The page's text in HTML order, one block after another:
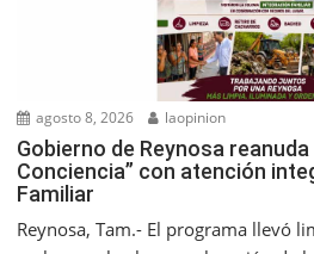
agosto 8, 2026 laopinion
Gobierno de Reynosa reanuda
Conciencia” con atención
Familiar
Reynosa, Tam.- El programa llevó